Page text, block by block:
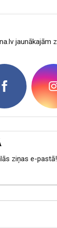
jaunākajām
ziņas e-pastā!